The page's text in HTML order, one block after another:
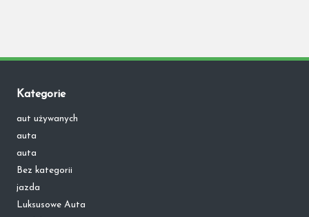
Kategorie
aut używanych
auta
auta
Bez kategorii
jazda
Luksusowe Auta